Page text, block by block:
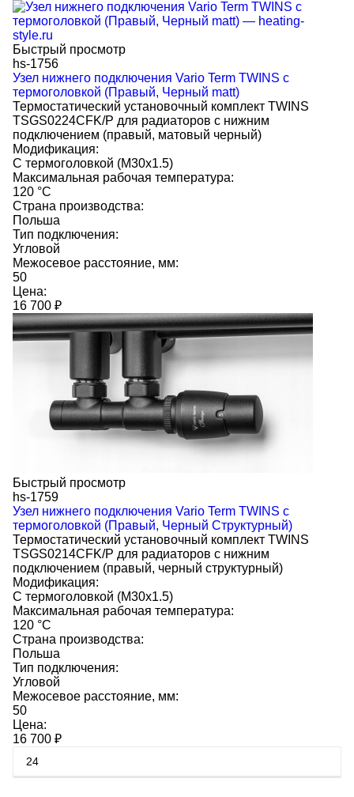
Быстрый просмотр
hs-1756
Узел нижнего подключения Vario Term TWINS с
термоголовкой (Правый, Черный matt)
Термостатический установочный комплект TWINS
TSGS0224CFK/P для радиаторов с нижним
подключением (правый, матовый черный)
Модификация:
С термоголовкой (M30x1.5)
Максимальная рабочая температура:
120 °C
Страна производства:
Польша
Тип подключения:
Угловой
Межосевое расстояние, мм:
50
Цена:
16 700 ₽
Быстрый просмотр
hs-1759
Узел нижнего подключения Vario Term TWINS с
термоголовкой (Правый, Черный Структурный)
Термостатический установочный комплект TWINS
TSGS0214CFK/P для радиаторов с нижним
подключением (правый, черный структурный)
Модификация:
С термоголовкой (M30x1.5)
Максимальная рабочая температура:
120 °C
Страна производства:
Польша
Тип подключения:
Угловой
Межосевое расстояние, мм:
50
Цена:
16 700 ₽